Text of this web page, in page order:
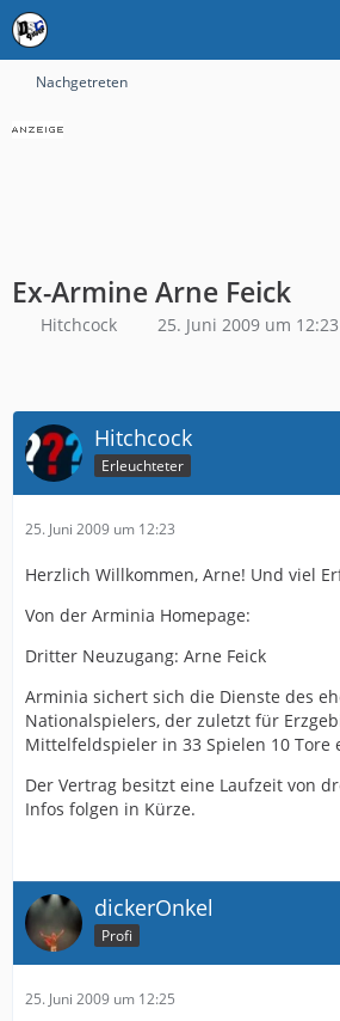
Nachgetreten
Ex-Armine Arne Feick
Hitchcock 25. Juni 2009 um 12:23
Hitchcock
Erleuchteter
25. Juni 2009 um 12:23
Herzlich Willkommen, Arne! Und viel
Von der Arminia Homepage:
Dritter Neuzugang: Arne Feick
Arminia sichert sich die Dienste des
Nationalspielers, der zuletzt für
Mittelfeldspieler in 33 Spielen 10 Tore
Der Vertrag besitzt eine Laufzeit von
Infos folgen in Kürze.
dickerOnkel
Profi
25. Juni 2009 um 12:25